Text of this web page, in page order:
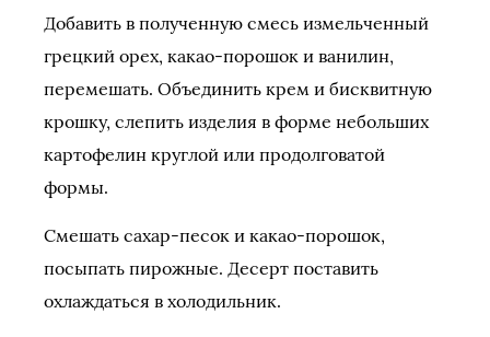
Добавить в полученную смесь измельченный
грецкий орех, какао-порошок и ванилин,
перемешать. Объединить крем и бисквитную
крошку, слепить изделия в форме небольших
картофелин круглой или продолговатой
формы.
Смешать сахар-песок и какао-порошок,
посыпать пирожные. Десерт поставить
охлаждаться в холодильник.